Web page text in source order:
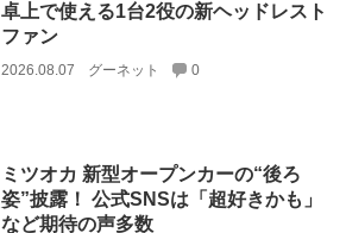
卓上で使える1台2役の新ヘッドレスト
ファン
2026.08.07 グーネット 0
ミツオカ 新型オープンカーの“後ろ
姿”披露！ 公式SNSは「超好きかも」
など期待の声多数